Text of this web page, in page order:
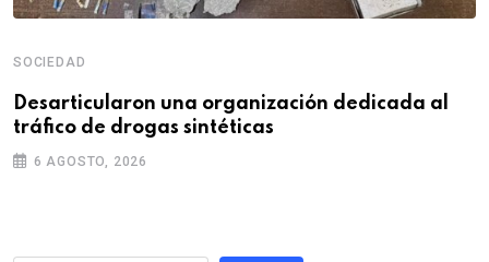
SOCIEDAD
Desarticularon una organización dedicada al
tráfico de drogas sintéticas
6 AGOSTO, 2026